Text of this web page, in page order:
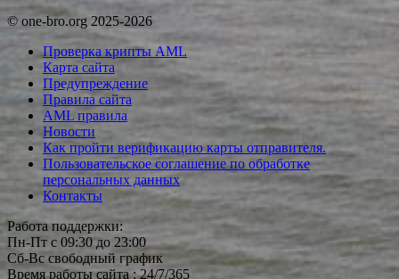
© one-bro.org 2025-2026
Проверка крипты AML
Карта сайта
Предупреждение
Правила сайта
AML правила
Новости
Как пройти верификацию карты отправителя.
Пользовательское соглашение по обработке
персональных данных
Контакты
Работа поддержки:
Пн-Пт с 09:30 до 23:00
Сб-Вс свободный график
Время работы сайта : 24/7/365